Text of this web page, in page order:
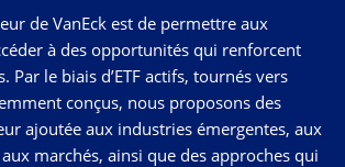
de VanEck est de permettre aux
à des opportunités qui renforcent
Par le biais d’ETF actifs, tournés vers
conçus, nous proposons des
ajoutée aux industries émergentes, aux
marchés, ainsi que des approches qui